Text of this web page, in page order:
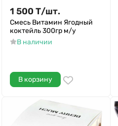
1 500 Т/шт.
Смесь Витамин Ягодный
коктейль 300гр м/у
В наличии
В корзину